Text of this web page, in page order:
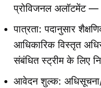
प्रोविजनल अलॉटमेंट
पात्रता: पदानुसार
आधिकारिक विस्तृत
संबंधित स्ट्रीम के लिए
आवेदन शुल्क: अधिसूचना/